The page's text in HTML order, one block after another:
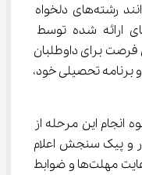
شد. در این مرحله، داوطلبان می‌توانند رشته‌های دلخواه
از بین گرایش‌ها و رشته‌های ارائه شده توسط
فرصت برای داوطلبان
برنامه تحصیلی خود،
انجام این مرحله از
پیک سنجش اعلام
خواهد شد. داوطلبان می‌بایست با رعایت مهلت‌ها و ضوابط